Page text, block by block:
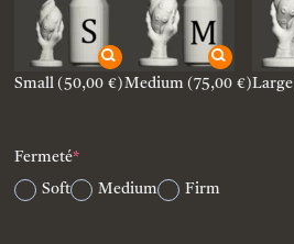
Small (50,00 €)Medium (75,00 €)Large
Fermeté*(required)
Soft Medium Firm